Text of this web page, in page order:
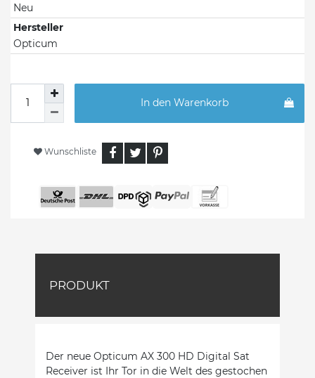
Neu
Hersteller
Opticum
In den Warenkorb
Wunschliste
PRODUKT
Der neue Opticum AX 300 HD Digital Sat
Receiver ist Ihr Tor in die Welt des gestochen